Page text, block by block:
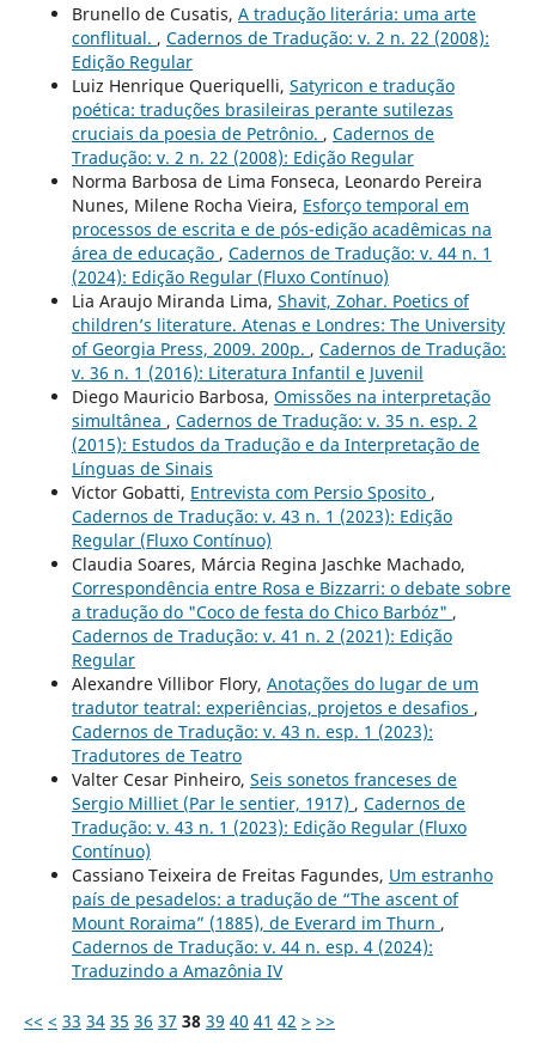
Brunello de Cusatis, A tradução literária: uma arte
conflitual. , Cadernos de Tradução: v. 2 n. 22 (2008):
Edição Regular
Luiz Henrique Queriquelli, Satyricon e tradução
poética: traduções brasileiras perante sutilezas
cruciais da poesia de Petrônio. , Cadernos de
Tradução: v. 2 n. 22 (2008): Edição Regular
Norma Barbosa de Lima Fonseca, Leonardo Pereira
Nunes, Milene Rocha Vieira, Esforço temporal em
processos de escrita e de pós-edição acadêmicas na
área de educação , Cadernos de Tradução: v. 44 n. 1
(2024): Edição Regular (Fluxo Contínuo)
Lia Araujo Miranda Lima, Shavit, Zohar. Poetics of
children’s literature. Atenas e Londres: The University
of Georgia Press, 2009. 200p. , Cadernos de Tradução:
v. 36 n. 1 (2016): Literatura Infantil e Juvenil
Diego Mauricio Barbosa, Omissões na interpretação
simultânea , Cadernos de Tradução: v. 35 n. esp. 2
(2015): Estudos da Tradução e da Interpretação de
Línguas de Sinais
Victor Gobatti, Entrevista com Persio Sposito ,
Cadernos de Tradução: v. 43 n. 1 (2023): Edição
Regular (Fluxo Contínuo)
Claudia Soares, Márcia Regina Jaschke Machado,
Correspondência entre Rosa e Bizzarri: o debate sobre
a tradução do "Coco de festa do Chico Barbóz" ,
Cadernos de Tradução: v. 41 n. 2 (2021): Edição
Regular
Alexandre Villibor Flory, Anotações do lugar de um
tradutor teatral: experiências, projetos e desafios ,
Cadernos de Tradução: v. 43 n. esp. 1 (2023):
Tradutores de Teatro
Valter Cesar Pinheiro, Seis sonetos franceses de
Sergio Milliet (Par le sentier, 1917) , Cadernos de
Tradução: v. 43 n. 1 (2023): Edição Regular (Fluxo
Contínuo)
Cassiano Teixeira de Freitas Fagundes, Um estranho
país de pesadelos: a tradução de “The ascent of
Mount Roraima” (1885), de Everard im Thurn ,
Cadernos de Tradução: v. 44 n. esp. 4 (2024):
Traduzindo a Amazônia IV
<< < 33 34 35 36 37 38 39 40 41 42 > >>